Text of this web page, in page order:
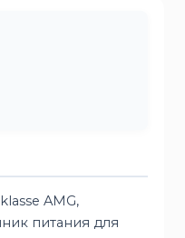
AMG,
питания для